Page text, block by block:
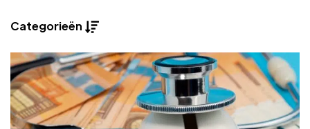
Categorieën